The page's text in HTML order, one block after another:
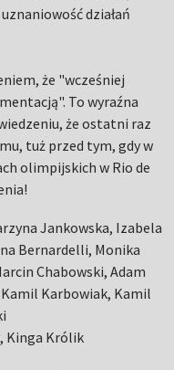
działań
że "wcześniej
To wyraźna
że ostatni raz
tuż przed tym, gdy w
olimpijskich w Rio de
Jankowska, Izabela
Bernardelli, Monika
Chabowski, Adam
Karbowiak, Kamil
Kinga Królik